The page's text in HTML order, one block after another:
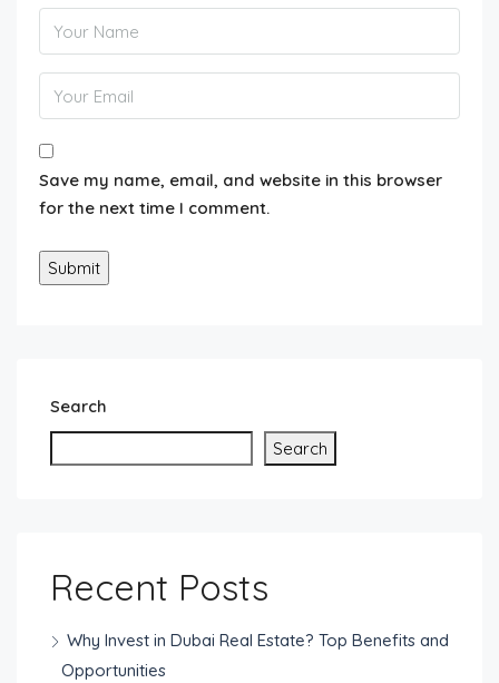
Save my name, email, and website in this browser
for the next time I comment.
Search
Search
Recent Posts
Why Invest in Dubai Real Estate? Top Benefits and
Opportunities